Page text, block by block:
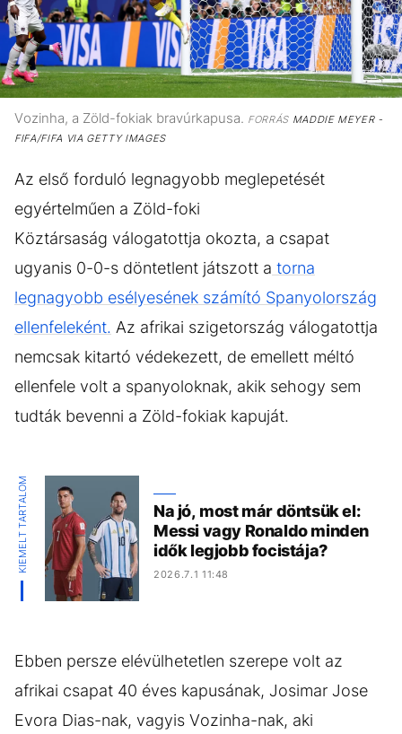
Vozinha, a Zöld-fokiak bravúrkapusa. FORRÁSMADDIE MEYER -
FIFA/FIFA VIA GETTY IMAGES
Az első forduló legnagyobb meglepetését
egyértelműen a Zöld-foki
Köztársaság válogatottja okozta, a csapat
ugyanis 0-0-s döntetlent játszott a torna
legnagyobb esélyesének számító Spanyolország
ellenfeleként. Az afrikai szigetország válogatottja
nemcsak kitartó védekezett, de emellett méltó
ellenfele volt a spanyoloknak, akik sehogy sem
tudták bevenni a Zöld-fokiak kapuját.
KIEMELT TARTALOM
Na jó, most már döntsük el:
Messi vagy Ronaldo minden
idők legjobb focistája?
2026.7.1 11:48
Ebben persze elévülhetetlen szerepe volt az
afrikai csapat 40 éves kapusának, Josimar Jose
Evora Dias-nak, vagyis Vozinha-nak, aki